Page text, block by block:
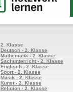
2. Klasse
Deutsch - 2. Klasse
Mathematik - 2. Klasse
Sachunterricht - 2. Klasse
Englisch - 2. Klasse
Sport - 2. Klasse
Musik - 2. Klasse
Kunst - 2. Klasse
Religion - 2. Klasse